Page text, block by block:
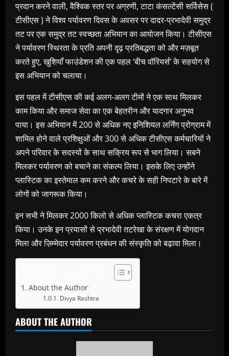
प्रदान करने वाली, वैश्विक स्तर पर अग्रणी, टाटा कंसल्टेंसी सर्विसेस (
टीसीएस ) ने विश्व पर्यावरण दिवस के अवसर पर दादर-प्रभादेवी समुद्र
तट पर एक समुद्र तट स्वच्छता अभियान का आयोजन किया। टीसीएस
ने पर्यावरण स्थिरता के प्रति अपनी दृढ़ प्रतिबद्धता को और मज़बूत
करते हुए, खुशियाँ फाउंडेशन की एक पहल ‘बीच वॉरियर्स’ के सहयोग से
इस अभियान को चलाया।
इस पहल में टीसीएस की कई अलग-अलग टीमों ने एक साथ मिलकर
काम किया और समाज सेवा का एक बेहतरीन और यादगार अनुभव
पाया। इस अभियान में 200 से अधिक नए इनिशियल लर्निंग प्रोग्राम में
शामिल होने वाले प्रशिक्षुओं और 300 से अधिक टीसीएस कर्मचारियों ने
अपने परिवार के सदस्यों के साथ सक्रिय रूप से भाग लिया। सबने
मिलकर पर्यावरण को बचाने का संकल्प लिया। इसके लिए उन्होंने
प्लास्टिक का इस्तेमाल कम करने और कचरे के सही निपटारे के बारे में
लोगों को जागरूक किया।
इन सभी ने मिलकर 2000 किलो से अधिक प्लास्टिक कचरा एकत्र
किया। उनके इन प्रयासों से प्रभादेवी तटरेखा के संरक्षण में योगदान
मिला और ज़िम्मेदार पर्यावरण प्रबंधन की संस्कृति को बढ़ावा मिला।
About the Author
Divya Rashtra
ABOUT THE AUTHOR